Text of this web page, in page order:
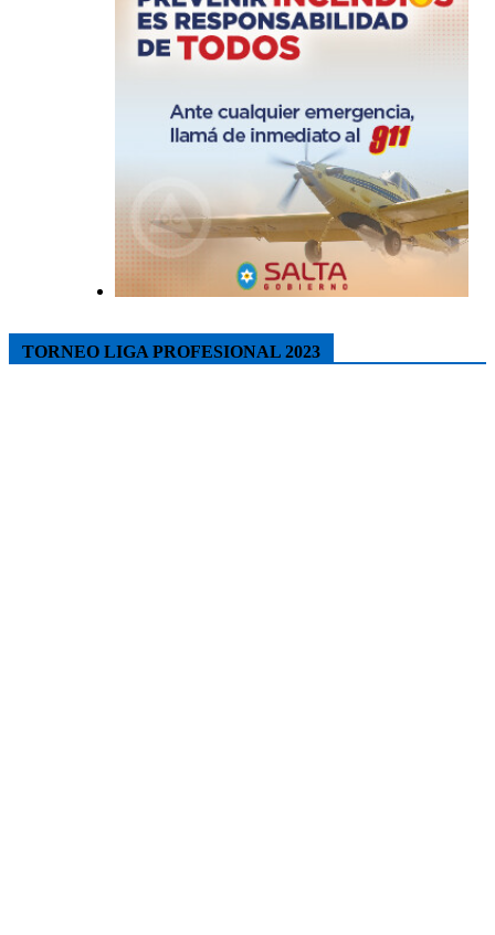
TORNEO LIGA PROFESIONAL 2023